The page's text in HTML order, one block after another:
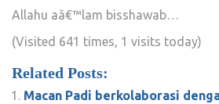
Allahu aâ€™lam bisshawab…
(Visited 641 times, 1 visits today)
Related Posts:
Macan Padi berkolaborasi